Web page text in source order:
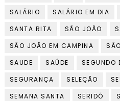
SALÁRIO
SALÁRIO EM DIA
SANTA RITA
SÃO JOÃO
SÃO JOÃO EM CAMPINA
SAUDE
SAÚDE
SEGUNDO
SEGURANÇA
SELEÇÃO
SEMANA SANTA
SERIDÓ